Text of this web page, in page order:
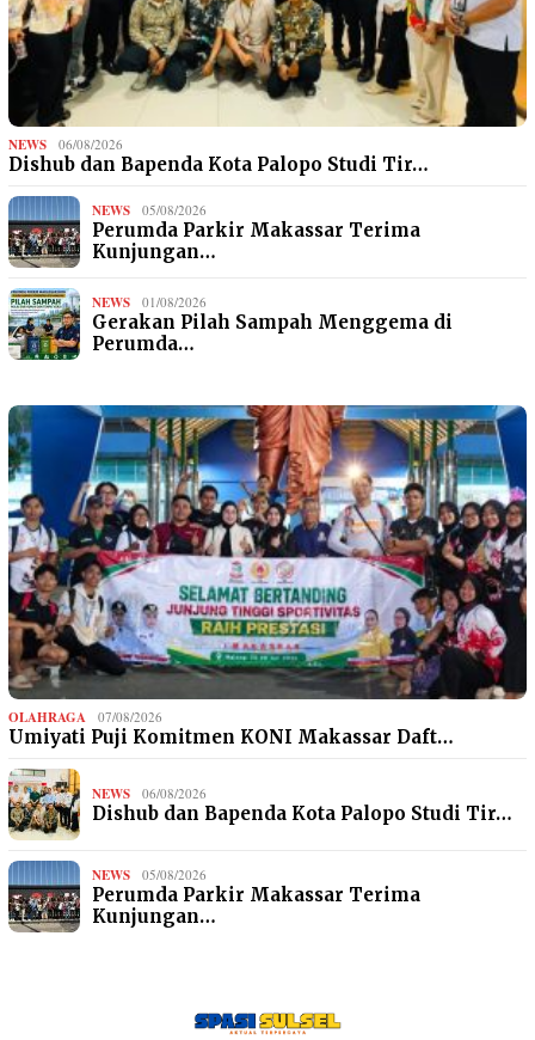
NEWS 06/08/2026
Dishub dan Bapenda Kota Palopo Studi Tir…
NEWS 05/08/2026
Perumda Parkir Makassar Terima
Kunjungan…
NEWS 01/08/2026
Gerakan Pilah Sampah Menggema di
Perumda…
OLAHRAGA 07/08/2026
Umiyati Puji Komitmen KONI Makassar Daft…
NEWS 06/08/2026
Dishub dan Bapenda Kota Palopo Studi Tir…
NEWS 05/08/2026
Perumda Parkir Makassar Terima
Kunjungan…